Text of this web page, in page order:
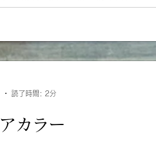
の方のヒントになれれば幸いです
カラー
読了時間: 2分